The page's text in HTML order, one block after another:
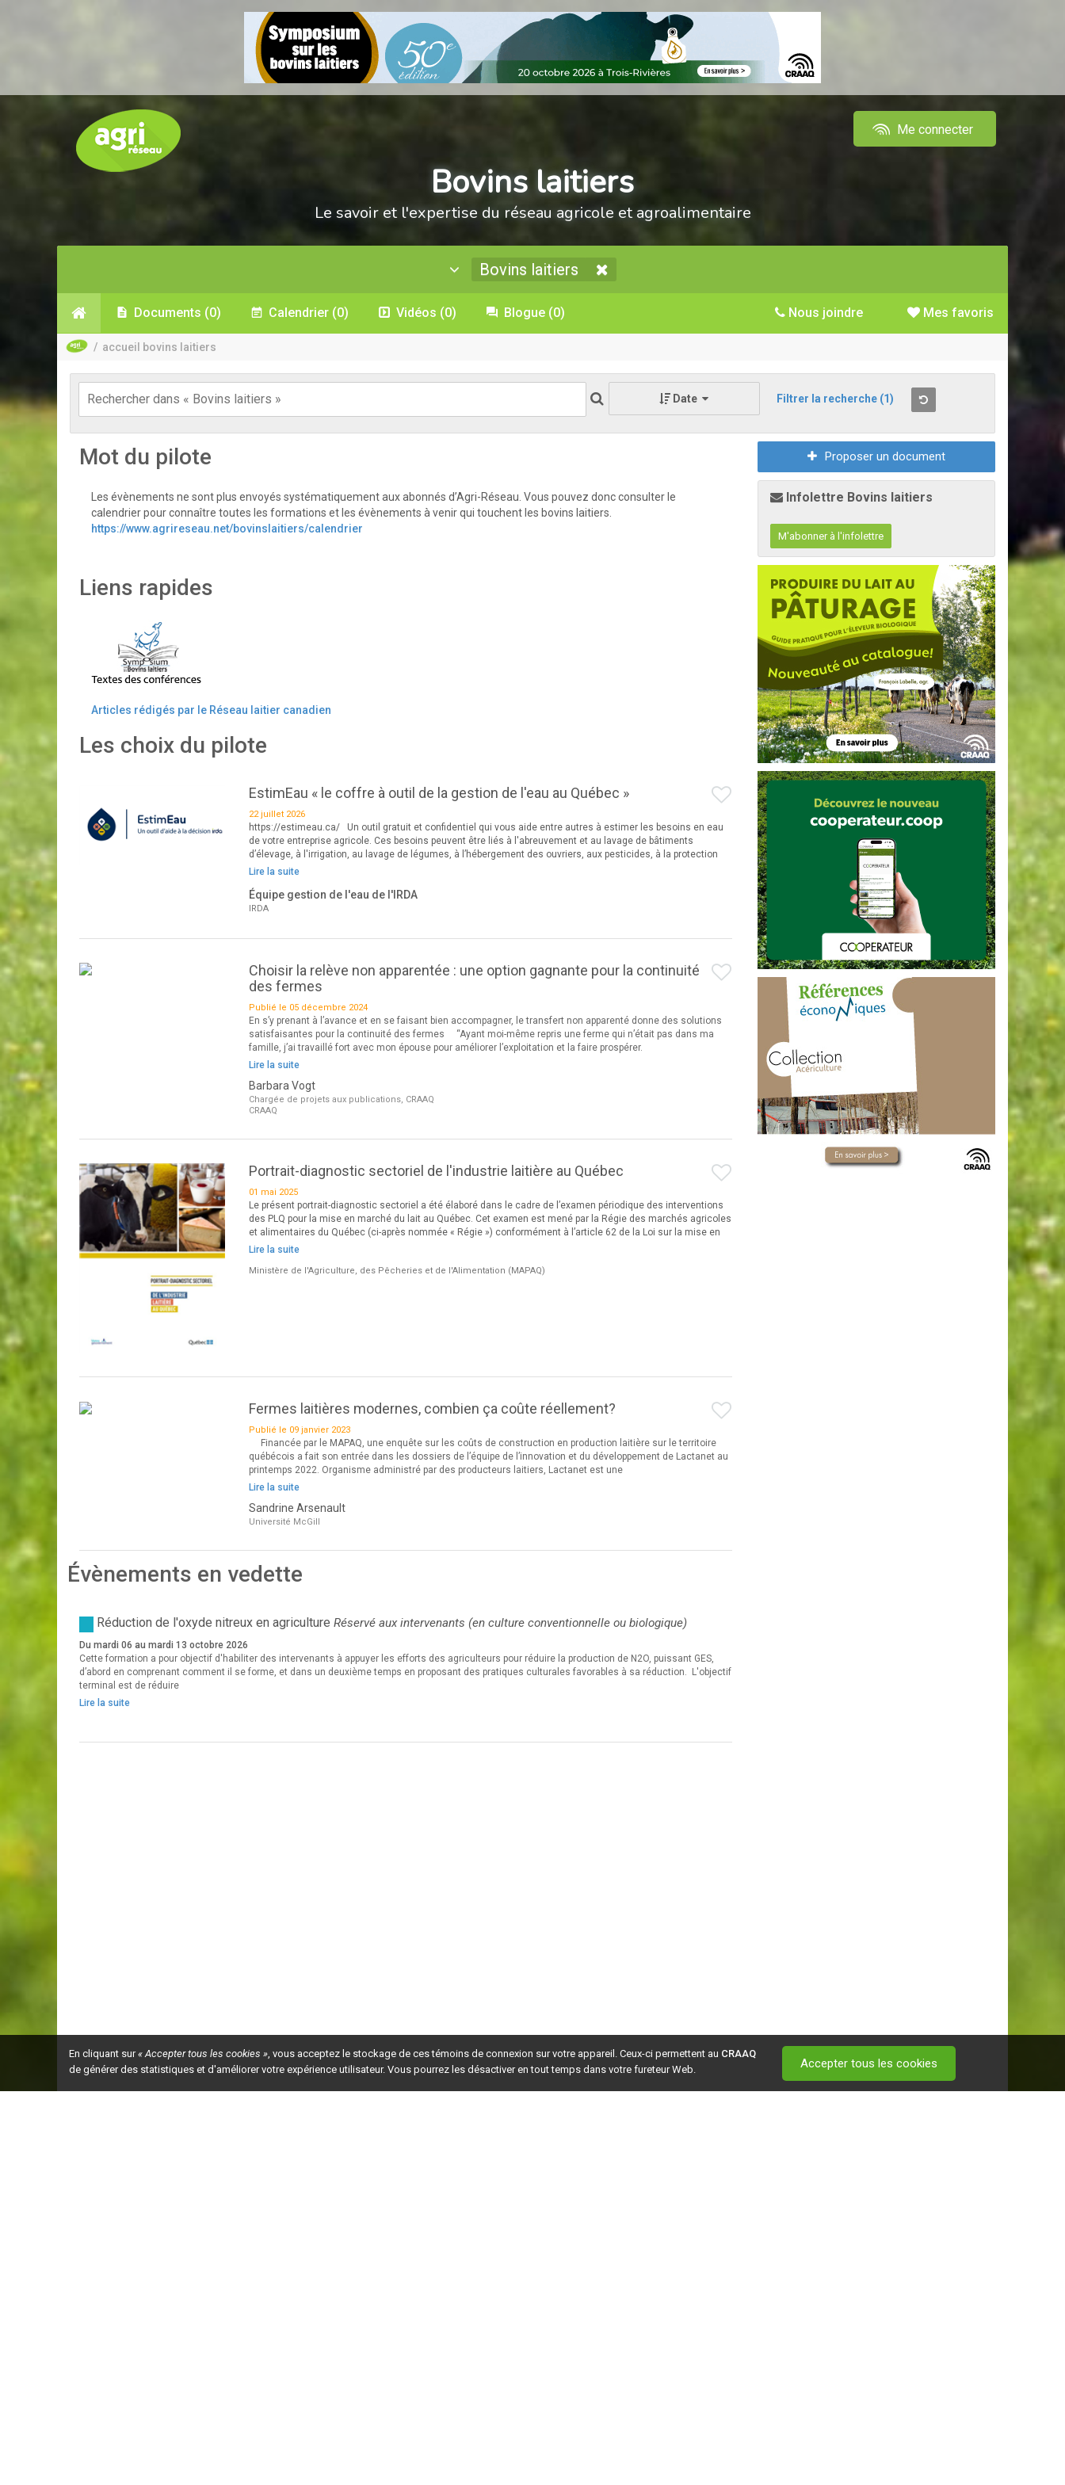
Me connecter
Bovins laitiers
Le savoir et l'expertise du réseau agricole et agroalimentaire
Bovins laitiers
Documents (0) Calendrier (0) Vidéos (0) Blogue (0) Mes favoris
Nous joindre
/ accueil bovins laitiers
Date Filtrer la recherche (1)
Mot du pilote
Les évènements ne sont plus envoyés systématiquement aux abonnés d’Agri-Réseau. Vous pouvez donc consulter le
calendrier pour connaître toutes les formations et les évènements à venir qui touchent les bovins laitiers.
https://www.agrireseau.net/bovinslaitiers/calendrier
Liens rapides
Articles rédigés par le Réseau laitier canadien
Les choix du pilote
EstimEau « le coffre à outil de la gestion de l'eau au Québec »
22 juillet 2026
https://estimeau.ca/ Un outil gratuit et confidentiel qui vous aide entre autres à estimer les besoins en eau
de votre entreprise agricole. Ces besoins peuvent être liés à l'abreuvement et au lavage de bâtiments
d’élevage, à l'irrigation, au lavage de légumes, à l’hébergement des ouvriers, aux pesticides, à la protection
Lire la suite
Équipe gestion de l'eau de l'IRDA
IRDA
Choisir la relève non apparentée : une option gagnante pour la continuité
des fermes
Publié le 05 décembre 2024
En s’y prenant à l’avance et en se faisant bien accompagner, le transfert non apparenté donne des solutions
satisfaisantes pour la continuité des fermes “Ayant moi-même repris une ferme qui n’était pas dans ma
famille, j’ai travaillé fort avec mon épouse pour améliorer l’exploitation et la faire prospérer.
Lire la suite
Barbara Vogt
Chargée de projets aux publications, CRAAQ
CRAAQ
Portrait-diagnostic sectoriel de l'industrie laitière au Québec
01 mai 2025
Le présent portrait-diagnostic sectoriel a été élaboré dans le cadre de l’examen périodique des interventions
des PLQ pour la mise en marché du lait au Québec. Cet examen est mené par la Régie des marchés agricoles
et alimentaires du Québec (ci-après nommée « Régie ») conformément à l’article 62 de la Loi sur la mise en
Lire la suite
Ministère de l'Agriculture, des Pêcheries et de l'Alimentation (MAPAQ)
Fermes laitières modernes, combien ça coûte réellement?
Publié le 09 janvier 2023
Financée par le MAPAQ, une enquête sur les coûts de construction en production laitière sur le territoire
québécois a fait son entrée dans les dossiers de l’équipe de l’innovation et du développement de Lactanet au
printemps 2022. Organisme administré par des producteurs laitiers, Lactanet est une
Lire la suite
Sandrine Arsenault
Université McGill
Évènements en vedette
Réduction de l'oxyde nitreux en agriculture Réservé aux intervenants (en culture conventionnelle ou biologique)
Du mardi 06 au mardi 13 octobre 2026
Cette formation a pour objectif d'habiliter des intervenants à appuyer les efforts des agriculteurs pour réduire la production de N2O, puissant GES,
d’abord en comprenant comment il se forme, et dans un deuxième temps en proposant des pratiques culturales favorables à sa réduction. L'objectif
terminal est de réduire
Lire la suite
Proposer un document
Infolettre Bovins laitiers
M'abonner à l'infolettre
En cliquant sur« Accepter tous les cookies », vous acceptez le stockage de ces témoins de connexion sur votre appareil. Ceux-ci permettent au CRAAQ
de générer des statistiques et d'améliorer votre expérience utilisateur. Vous pourrez les désactiver en tout temps dans votre fureteur Web.
Accepter tous les cookies